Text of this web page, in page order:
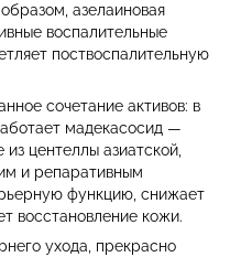
азелаиновая
воспалительные
поствоспалительную
сочетание активов: в
мадекасосид —
центеллы азиатской,
и репаративным
функцию, снижает
восстановление кожи.
ухода, прекрасно